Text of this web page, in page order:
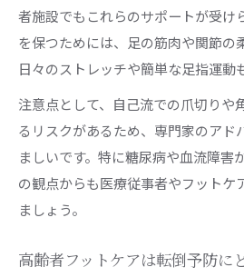
者施設でもこれらのサポートが受け
を保つためには、足の筋肉や関節の
日々のストレッチや簡単な足指運動
注意点として、自己流での爪切りや
るリスクがあるため、専門家のアド
ましいです。特に糖尿病や血流障害
の観点からも医療従事者やフットケ
ましょう。
高齢者フットケアは転倒予防に